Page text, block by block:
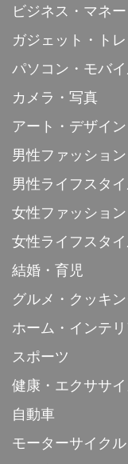
ビジネス・マネー
ガジェット・ト
パソコン・モバ
カメラ・写真
アート・デザイン
男性ファッション
男性ライフスタ
女性ファッション
女性ライフスタ
結婚・育児
グルメ・クッキ
ホーム・インテ
スポーツ
健康・エクササ
自動車
モーターサイクル